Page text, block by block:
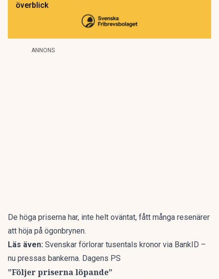
överblick
ANNONS
De höga priserna har, inte helt oväntat, fått många resenärer
att höja på ögonbrynen.
Läs även: Svenskar förlorar tusentals kronor via BankID –
nu pressas bankerna. Dagens PS
”Följer priserna löpande”